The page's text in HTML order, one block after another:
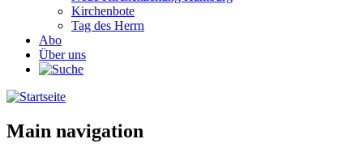
Kirchenbote
Tag des Herrn
Abo
Über uns
Main navigation